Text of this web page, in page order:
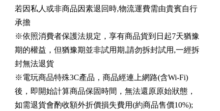
若因私人或非商品因素退回時,物流運費需由貴賓自行
承擔
※依照消費者保護法規定，享有商品貨到日起7天猶豫
期的權益，但猶豫期並非試用期,請勿拆封試用,一經拆
封無法退貨
※電玩商品特殊3C產品，商品經連上網路(含Wi-Fi)
後，即開始計算商品保固時間，無法還原原始狀態，
如需退貨會酌收額外折價損失費用(約商品售價10%);